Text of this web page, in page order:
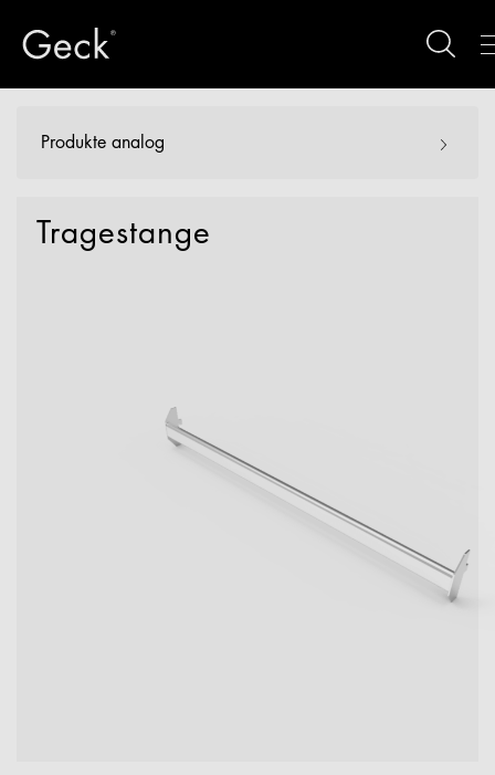
Produkte analog
Tragestange